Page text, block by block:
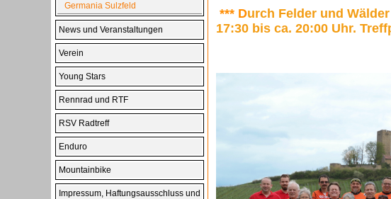
Germania Sulzfeld
News und Veranstaltungen
Verein
Young Stars
Rennrad und RTF
RSV Radtreff
Enduro
Mountainbike
Impressum, Haftungsausschluss und
*** Durch Felder und
17:30 bis ca. 20:00 Uhr.